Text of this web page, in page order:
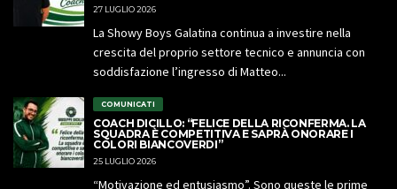
27 LUGLIO 2026
La Showy Boys Galatina continua a investire nella
crescita del proprio settore tecnico e annuncia con
soddisfazione l’ingresso di Matteo...
COMUNICATI
COACH DICILLO: “FELICE DELLA RICONFERMA. LA
SQUADRA È COMPETITIVA E SAPRÀ ONORARE I
COLORI BIANCOVERDI”
25 LUGLIO 2026
“Motivazione ed entusiasmo”. Sono queste le prime